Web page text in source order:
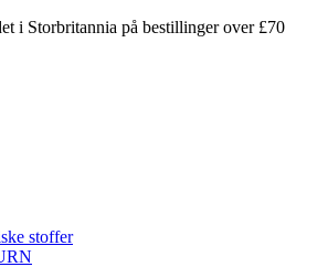
i Storbritannia på bestillinger over £70
stoffer